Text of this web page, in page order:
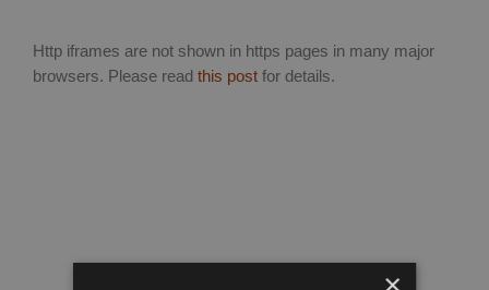
Http iframes are not shown in https pages in many major
browsers. Please read this post for details.